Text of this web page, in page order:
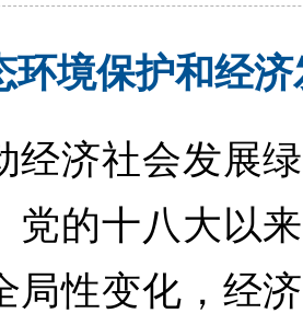
环境保护和经
济社会发展绿
党的十八大以
局性变化，经